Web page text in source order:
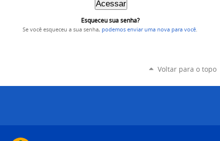
Esqueceu sua senha?
Se você esqueceu a sua senha, podemos enviar uma nova para você
Voltar para o topo